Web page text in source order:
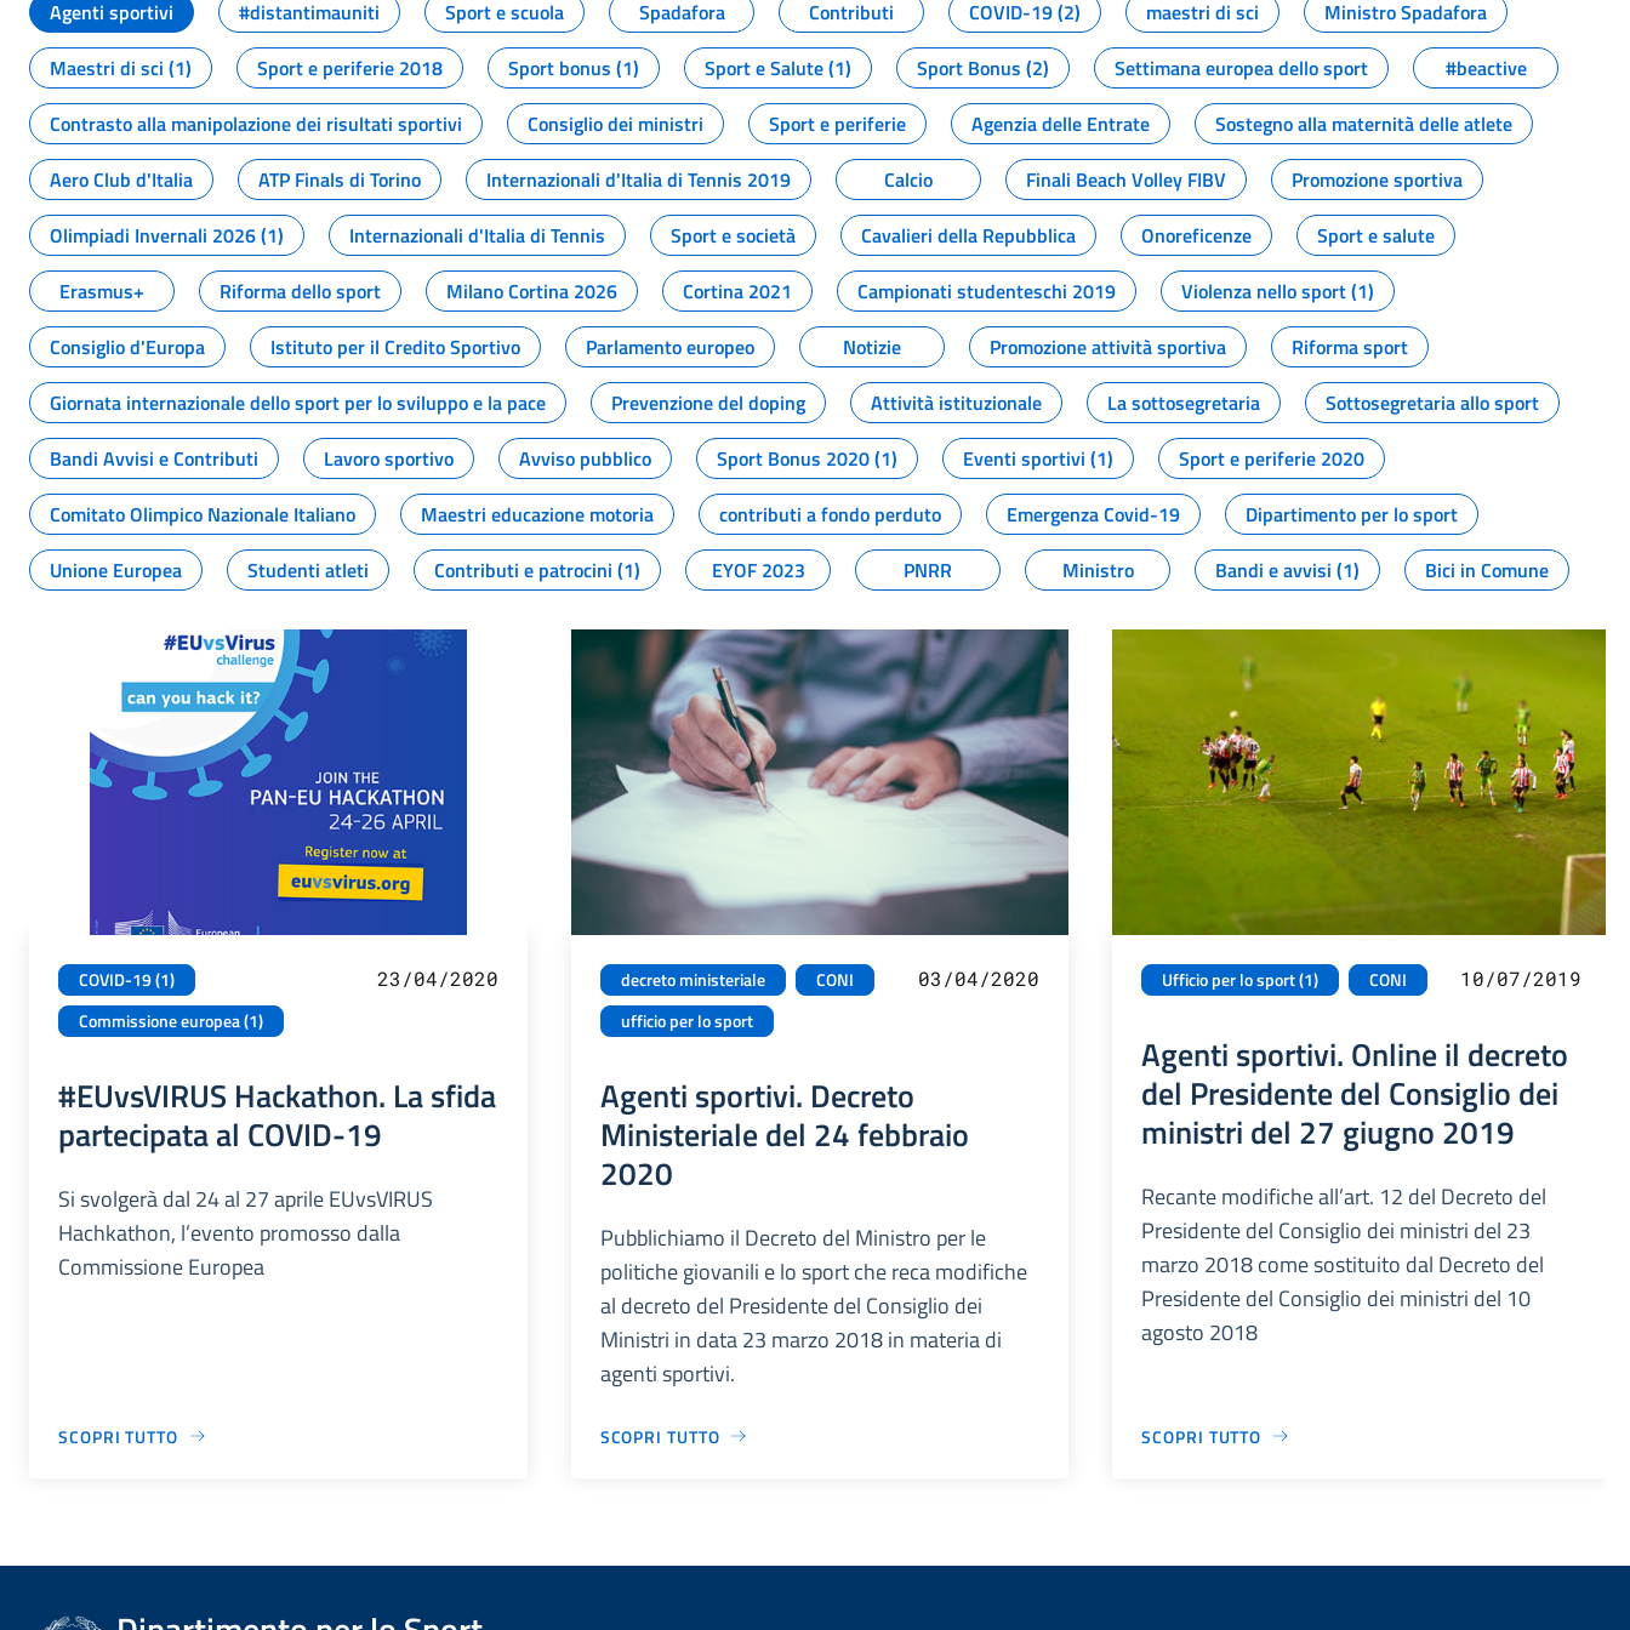
Agenti sportivi
#distantimauniti Sport e scuola Spadafora Contributi COVID-19 (2) maestri di sci
Ministro Spadafora
Maestri di sci (1)
Sport e periferie 2018 Sport bonus (1) Sport e Salute (1) Sport Bonus (2) Settimana europea dello sport
#beactive
Contrasto alla manipolazione dei risultati sportivi
Consiglio dei ministri Sport e periferie Agenzia delle Entrate
Sostegno alla maternità delle atlete
Aero Club d'Italia
ATP Finals di Torino Internazionali d'Italia di Tennis 2019 Calcio Finali Beach Volley FIBV
Promozione sportiva
Olimpiadi Invernali 2026 (1)
Internazionali d'Italia di Tennis Sport e società Cavalieri della Repubblica Onoreficenze
Sport e salute
Erasmus+
Riforma dello sport Milano Cortina 2026 Cortina 2021 Campionati studenteschi 2019
Violenza nello sport (1)
Consiglio d'Europa
Istituto per il Credito Sportivo Parlamento europeo Notizie Promozione attività sportiva
Riforma sport
Giornata internazionale dello sport per lo sviluppo e la pace
Prevenzione del doping Attività istituzionale La sottosegretaria
Sottosegretaria allo sport
Bandi Avvisi e Contributi
Lavoro sportivo Avviso pubblico Sport Bonus 2020 (1) Eventi sportivi (1)
Sport e periferie 2020
Comitato Olimpico Nazionale Italiano
Maestri educazione motoria contributi a fondo perduto Emergenza Covid-19
Dipartimento per lo sport
Unione Europea
Studenti atleti Contributi e patrocini (1) EYOF 2023 PNRR Ministro Bandi e avvisi (1) Bici in Comune
COVID-19 (1)
Commissione europea (1)
23/04/2020
#EUvsVIRUS Hackathon. La sfida
partecipata al COVID-19
Si svolgerà dal 24 al 27 aprile EUvsVIRUS
Hachkathon, l’evento promosso dalla
Commissione Europea
SCOPRI TUTTO
decreto ministeriale
CONI
ufficio per lo sport
03/04/2020
Agenti sportivi. Decreto
Ministeriale del 24 febbraio
2020
Pubblichiamo il Decreto del Ministro per le
politiche giovanili e lo sport che reca modifiche
al decreto del Presidente del Consiglio dei
Ministri in data 23 marzo 2018 in materia di
agenti sportivi.
SCOPRI TUTTO
Ufficio per lo sport (1) CONI 10/07/2019
Agenti sportivi. Online il decreto
del Presidente del Consiglio dei
ministri del 27 giugno 2019
Recante modifiche all’art. 12 del Decreto del
Presidente del Consiglio dei ministri del 23
marzo 2018 come sostituito dal Decreto del
Presidente del Consiglio dei ministri del 10
agosto 2018
SCOPRI TUTTO